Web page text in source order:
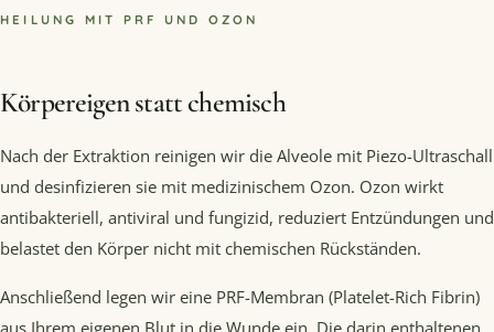
HEILUNG MIT PRF UND OZON
Körpereigen statt chemisch
Nach der Extraktion reinigen wir die Alveole mit Piezo-Ultraschall
und desinfizieren sie mit medizinischem Ozon. Ozon wirkt
antibakteriell, antiviral und fungizid, reduziert Entzündungen und
belastet den Körper nicht mit chemischen Rückständen.
Anschließend legen wir eine PRF-Membran (Platelet-Rich Fibrin)
aus Ihrem eigenen Blut in die Wunde ein. Die darin enthaltenen